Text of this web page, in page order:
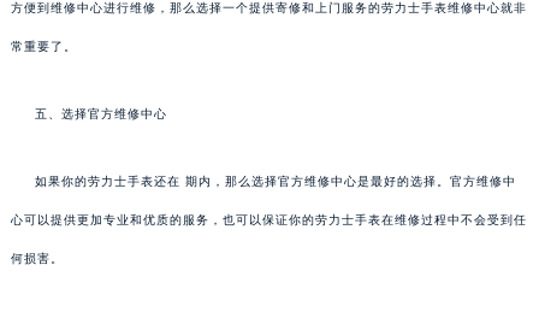
方便到维修中心进行维修，那么选择一个提供寄修和上门服务的劳力士手表维修中心就非
常重要了。
五、选择官方维修中心
如果你的劳力士手表还在 期内，那么选择官方维修中心是最好的选择。官方维修中
心可以提供更加专业和优质的服务，也可以保证你的劳力士手表在维修过程中不会受到任
何损害。